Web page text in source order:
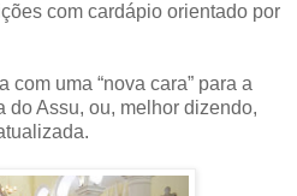
com cardápio orientado por
com uma “nova cara” para a
do Assu, ou, melhor dizendo,